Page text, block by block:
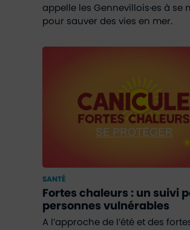
appelle les Gennevillois·es à se
pour sauver des vies en mer.
SANTÉ
Fortes chaleurs : un suivi
personnes vulnérables
A l’approche de l’été et des